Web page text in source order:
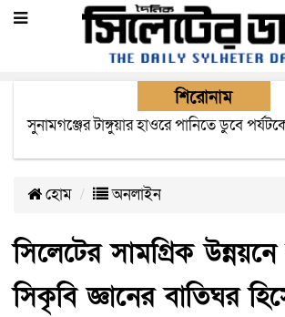
শিরোনাম
সিলেটে যাত্রীবাহী দুই বাসের সংঘর্ষে নিহত
হোম অনলাইন
সিলেটের সামগ্রিক
সিকৃবি জ্ঞানের বাতিঘর